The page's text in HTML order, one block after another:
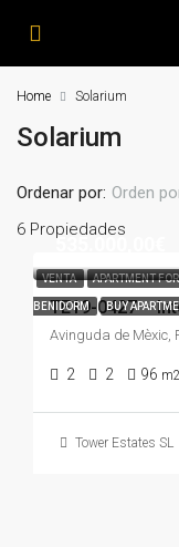
Home Solarium
Solarium
6 Propiedades
Ordenar por: Orden
VENTA APARTMENT
BENIDORM BUY
535.000,00€
2 2 96 m2
Tower Estates SL